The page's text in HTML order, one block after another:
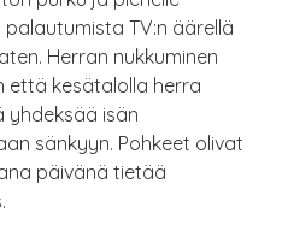
TV:n äärellä
Herran nukkuminen
että kesätalolla herra
yhdeksää isän
sänkyyn. Pohkeet olivat
päivänä tietää